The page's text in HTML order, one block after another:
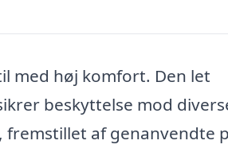
med høj komfort. Den let
beskyttelse mod
fremstillet af genanvendte